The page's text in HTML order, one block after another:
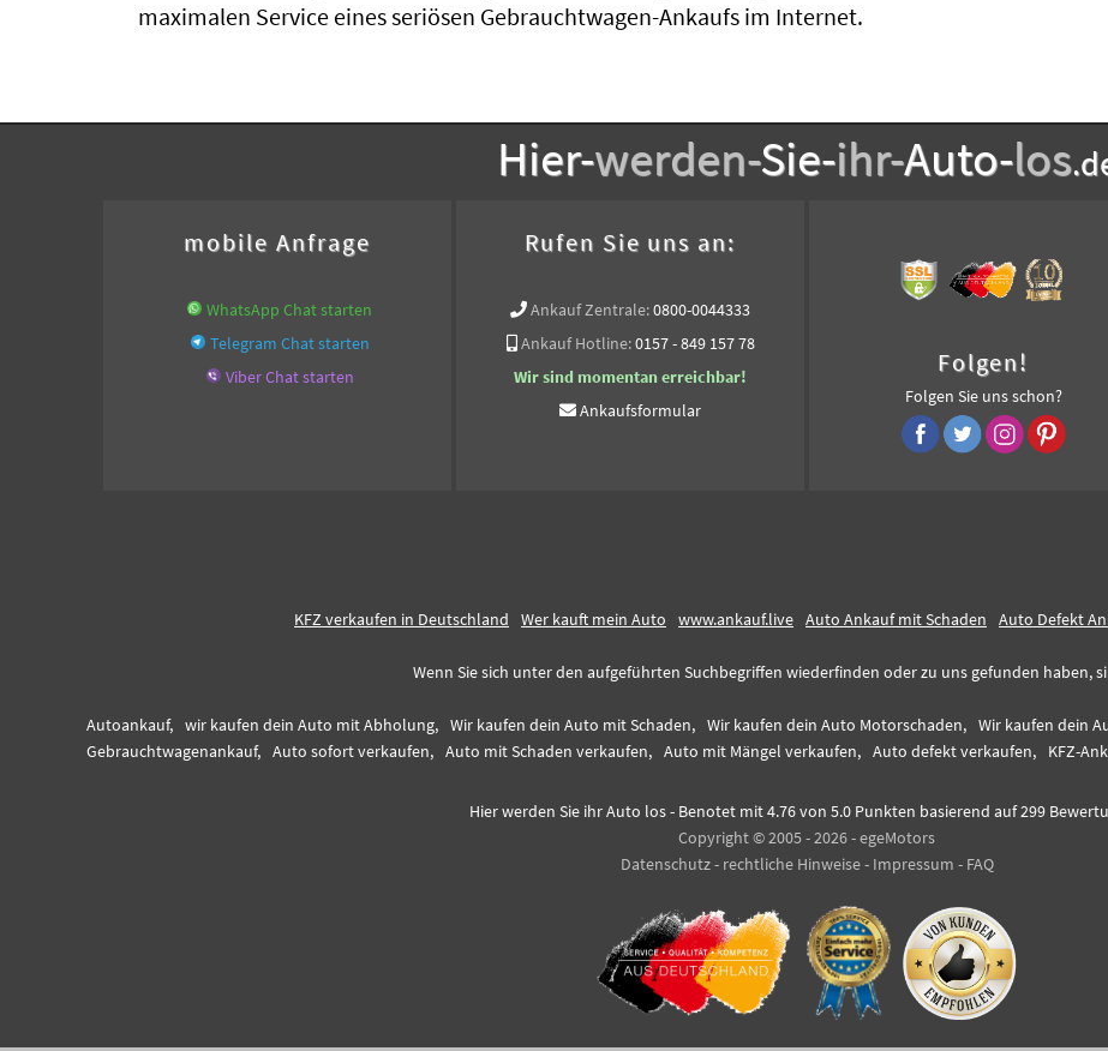
maximalen Service eines seriösen Gebrauchtwagen-Ankaufs im Internet.
Hier-werden-Sie-ihr-Auto-los
mobile Anfrage
WhatsApp Chat starten
Telegram Chat starten
Viber Chat starten
Rufen Sie uns an:
Ankauf Zentrale:0800-0044333
Ankauf Hotline:0157 - 849 157 78
Wir sind momentan erreichbar!
Ankaufsformular
Folgen!
Folgen Sie uns schon?
KFZ verkaufen in Deutschland Wer kauft mein Auto www.ankauf.live Auto Ankauf mit Schaden Auto Defekt
Wenn Sie sich unter den aufgeführten Suchbegriffen wiederfinden oder zu uns gefunden haben,
Autoankauf, wir kaufen dein Auto mit Abholung, Wir kaufen dein Auto mit Schaden, Wir kaufen dein Auto Motorschaden, Wir kaufen dein
Gebrauchtwagenankauf, Auto sofort verkaufen, Auto mit Schaden verkaufen, Auto mit Mängel verkaufen, Auto defekt verkaufen, KFZ-
Hier werden Sie ihr Auto los- Benotet mit4.76von 5.0 Punkten basierend auf299
Copyright © 2005 - 2026 - egeMotors
Datenschutz- rechtliche Hinweise- Impressum - FAQ